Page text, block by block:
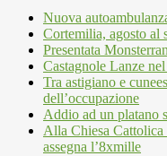
Nuova
Cortemilia, agosto al
Presentata
Castagnole Lanze
Tra astigiano e
dell’occupazione
Addio ad un platano
Alla Chiesa
assegna l’8xmille